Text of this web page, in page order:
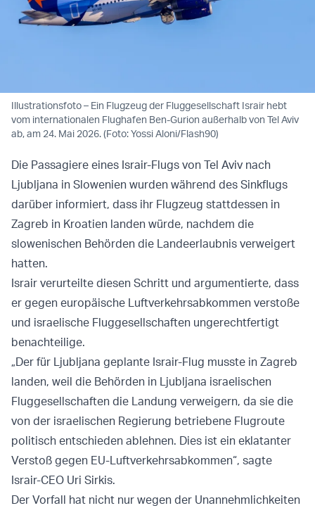
Illustrationsfoto – Ein Flugzeug der Fluggesellschaft Israir hebt
vom internationalen Flughafen Ben-Gurion außerhalb von Tel Aviv
ab, am 24. Mai 2026. (Foto: Yossi Aloni/Flash90)
Die Passagiere eines Israir-Flugs von Tel Aviv nach
Ljubljana in Slowenien wurden während des Sinkflugs
darüber informiert, dass ihr Flugzeug stattdessen in
Zagreb in Kroatien landen würde, nachdem die
slowenischen Behörden die Landeerlaubnis verweigert
hatten.
Israir verurteilte diesen Schritt und argumentierte, dass
er gegen europäische Luftverkehrsabkommen verstoße
und israelische Fluggesellschaften ungerechtfertigt
benachteilige.
„Der für Ljubljana geplante Israir-Flug musste in Zagreb
landen, weil die Behörden in Ljubljana israelischen
Fluggesellschaften die Landung verweigern, da sie die
von der israelischen Regierung betriebene Flugroute
politisch entschieden ablehnen. Dies ist ein eklatanter
Verstoß gegen EU-Luftverkehrsabkommen“, sagte
Israir-CEO Uri Sirkis.
Der Vorfall hat nicht nur wegen der Unannehmlichkeiten